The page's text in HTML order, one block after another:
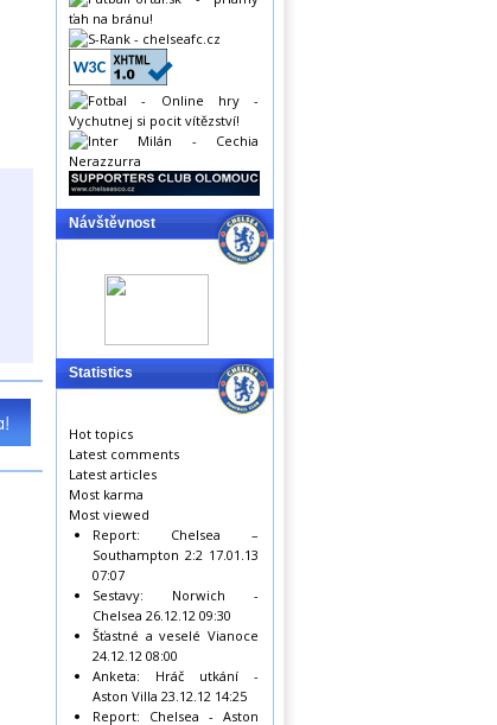
Návštěvnost
Statistics
Hot topics
Latest comments
Latest articles
Most karma
Most viewed
Report: Chelsea –
Southampton 2:2 17.01.13
07:07
Sestavy: Norwich -
Chelsea 26.12.12 09:30
Šťastné a veselé Vianoce
24.12.12 08:00
Anketa: Hráč utkání -
Aston Villa 23.12.12 14:25
Report: Chelsea - Aston